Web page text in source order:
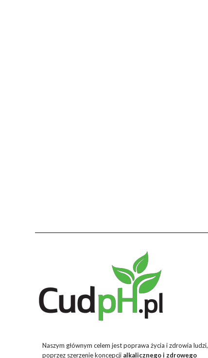
Naszym głównym celem jest poprawa życia i zdrowia ludzi,
poprzez szerzenie koncepcji alkalicznego i zdrowego